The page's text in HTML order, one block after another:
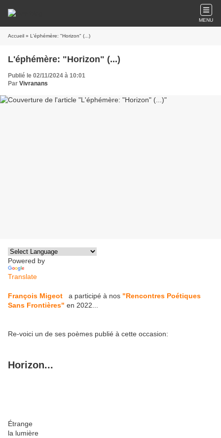
MENU
Accueil » L'éphémère: "Horizon" (...)
L'éphémère: "Horizon" (...)
Publié le 02/11/2024 à 10:01
Par Vivranans
Powered by
Translate
François Migeot a participé à nos "Rencontres Poétiques
Sans Frontières" en 2022...
Re-voici un de ses poèmes publié à cette occasion:
Horizon...
Étrange
la lumière